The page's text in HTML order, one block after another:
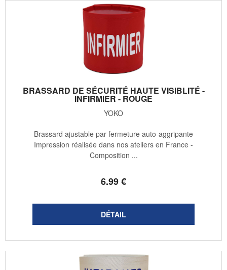
BRASSARD DE SÉCURITÉ HAUTE VISIBLITÉ -
INFIRMIER - ROUGE
YOKO
6.99€
- Brassard ajustable par fermeture auto-aggripante -
Impression réalisée dans nos ateliers en France -
Composition ...